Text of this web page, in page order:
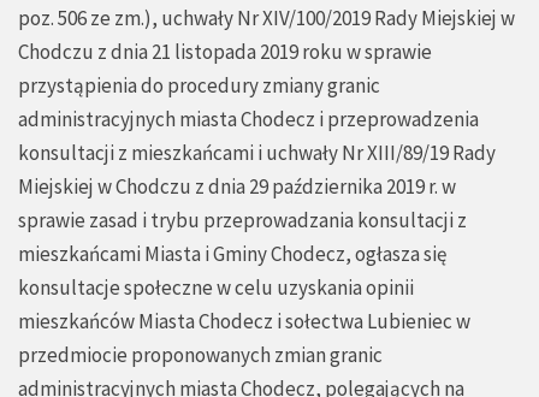
poz. 506 ze zm.), uchwały Nr XIV/100/2019 Rady Miejskiej w
Chodczu z dnia 21 listopada 2019 roku w sprawie
przystąpienia do procedury zmiany granic
administracyjnych miasta Chodecz i przeprowadzenia
konsultacji z mieszkańcami i uchwały Nr XIII/89/19 Rady
Miejskiej w Chodczu z dnia 29 października 2019 r. w
sprawie zasad i trybu przeprowadzania konsultacji z
mieszkańcami Miasta i Gminy Chodecz, ogłasza się
konsultacje społeczne w celu uzyskania opinii
mieszkańców Miasta Chodecz i sołectwa Lubieniec w
przedmiocie proponowanych zmian granic
administracyjnych miasta Chodecz, polegających na